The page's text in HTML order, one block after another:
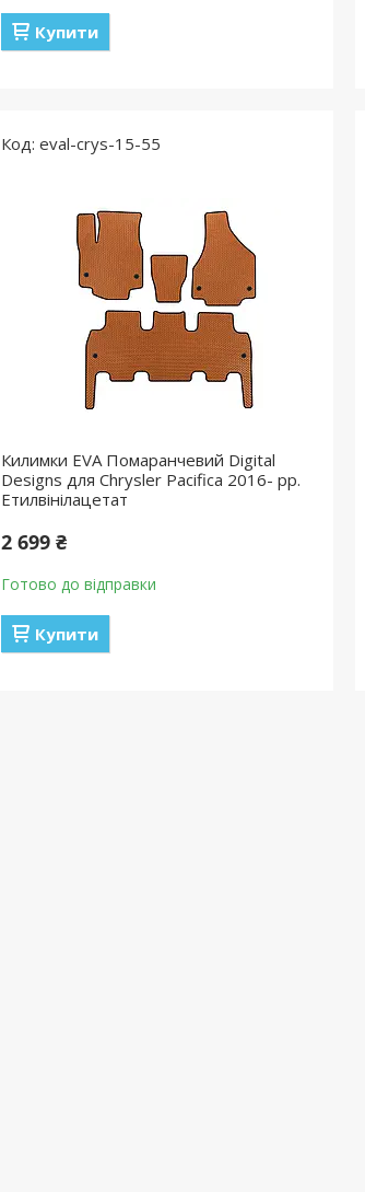
Купити
eval-crys-15-55
Килимки EVA Помаранчевий Digital
Designs для Chrysler Pacifica 2016- рр.
Етилвінілацетат
2 699 ₴
Готово до відправки
Купити